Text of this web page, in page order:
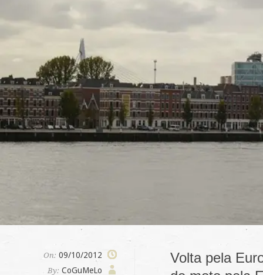
On: 09/10/2012
By: CoGuMeLo
Volta pela